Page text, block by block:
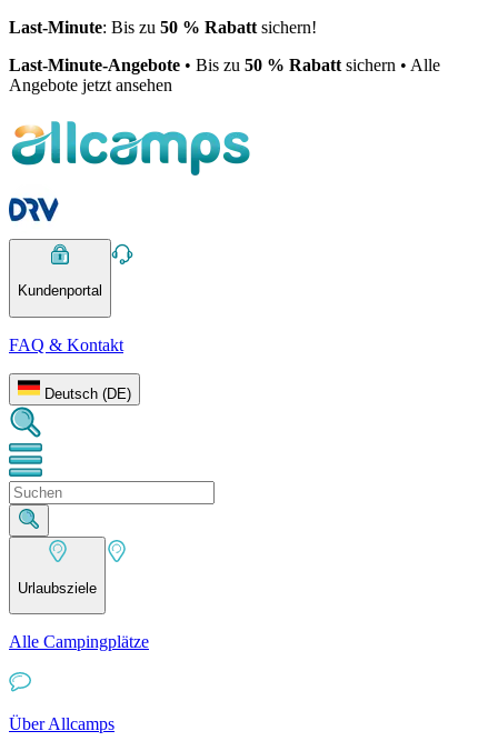
Last-Minute: Bis zu 50 % Rabatt sichern!
Last-Minute-Angebote • Bis zu 50 % Rabatt sichern • Alle
Angebote jetzt ansehen
Kundenportal
FAQ & Kontakt
Deutsch (DE)
Urlaubsziele
Alle Campingplätze
Über Allcamps